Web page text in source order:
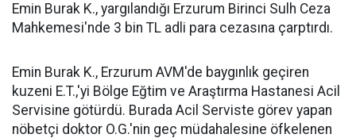
Emin Burak K., yargılandığı Erzurum Birinci Sulh Ceza
Mahkemesi'nde 3 bin TL adli para cezasına çarptırdı.
Emin Burak K., Erzurum AVM'de baygınlık geçiren
kuzeni E.T.,'yi Bölge Eğtim ve Araştırma Hastanesi Acil
Servisine götürdü. Burada Acil Serviste görev yapan
nöbetçi doktor O.G.'nin geç müdahalesine öfkelenen